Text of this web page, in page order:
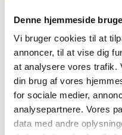
Denne hjemmeside
Vi bruger cookies til at
annoncer, til at vise dig
at analysere vores trafik.
din brug af vores
for sociale medier,
analysepartnere. Vores
data med andre
december 2024
november 2024
oktober 2024
september 2024
juli 2024
juni 2024
maj 2024
april 2024
marts 2024
februar 2024
januar 2024
december 2023